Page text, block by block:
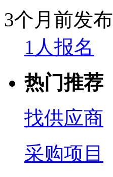
3个月前发布
1人报名
热门推荐
找供应商
采购项目